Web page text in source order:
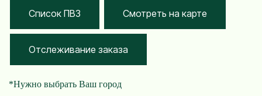
Cписок ПВЗ Смотреть на карте
Отслеживание заказа
*Нужно выбрать Ваш город